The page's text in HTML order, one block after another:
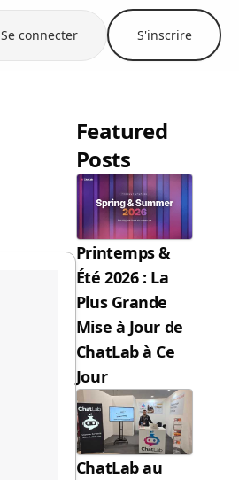
Se connecter S'inscrire
Featured
Posts
Printemps &
Été 2026 : La
Plus Grande
Mise à Jour de
ChatLab à Ce
Jour
ChatLab au